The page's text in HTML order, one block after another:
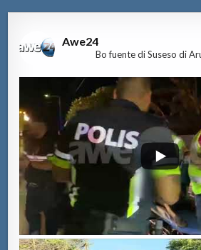
Awe24
Bo fuente di Suseso di